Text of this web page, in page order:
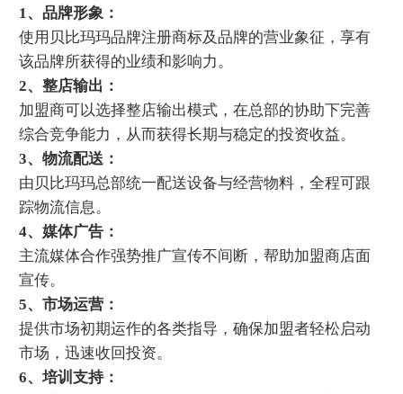
1、品牌形象：
使用贝比玛玛品牌注册商标及品牌的营业象征，享有
该品牌所获得的业绩和影响力。
2、整店输出：
加盟商可以选择整店输出模式，在总部的协助下完善
综合竞争能力，从而获得长期与稳定的投资收益。
3、物流配送：
由贝比玛玛总部统一配送设备与经营物料，全程可跟
踪物流信息。
4、媒体广告：
主流媒体合作强势推广宣传不间断，帮助加盟商店面
宣传。
5、市场运营：
提供市场初期运作的各类指导，确保加盟者轻松启动
市场，迅速收回投资。
6、培训支持：